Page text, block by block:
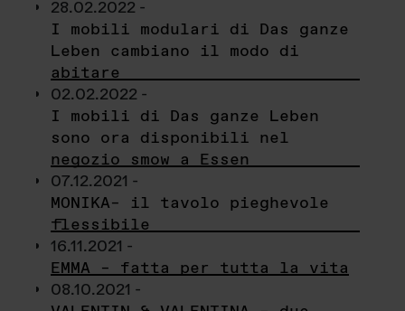
28.02.2022 -
I mobili modulari di Das ganze
Leben cambiano il modo di
abitare
02.02.2022 -
I mobili di Das ganze Leben
sono ora disponibili nel
negozio smow a Essen
07.12.2021 -
MONIKA– il tavolo pieghevole
flessibile
16.11.2021 -
EMMA – fatta per tutta la vita
08.10.2021 -